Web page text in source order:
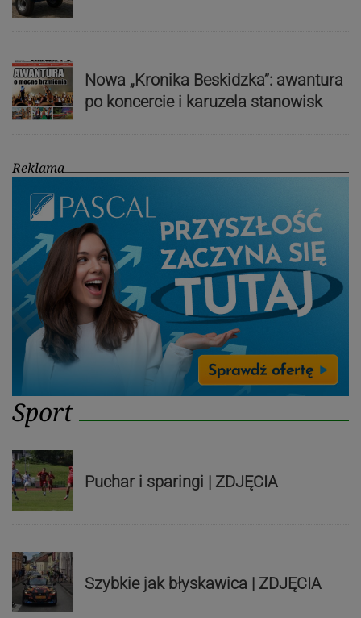
Nowa „Kronika Beskidzka”: awantura
po koncercie i karuzela stanowisk
Reklama
Sport
Puchar i sparingi | ZDJĘCIA
Szybkie jak błyskawica | ZDJĘCIA